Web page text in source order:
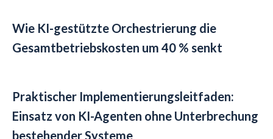
Wie KI-gestützte Orchestrierung die
Gesamtbetriebskosten um 40 % senkt
Praktischer Implementierungsleitfaden:
Einsatz von KI-Agenten ohne Unterbrechung
bestehender Systeme